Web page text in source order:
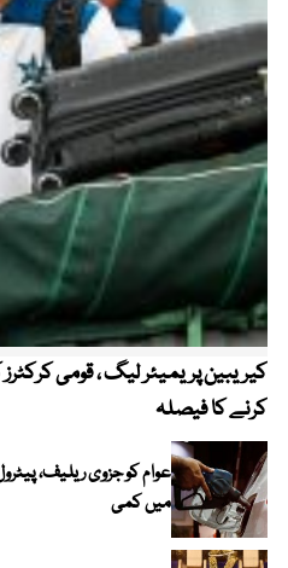
کرنے کا فیصلہ
عوام کو جزوی ریلیف،
میں کمی